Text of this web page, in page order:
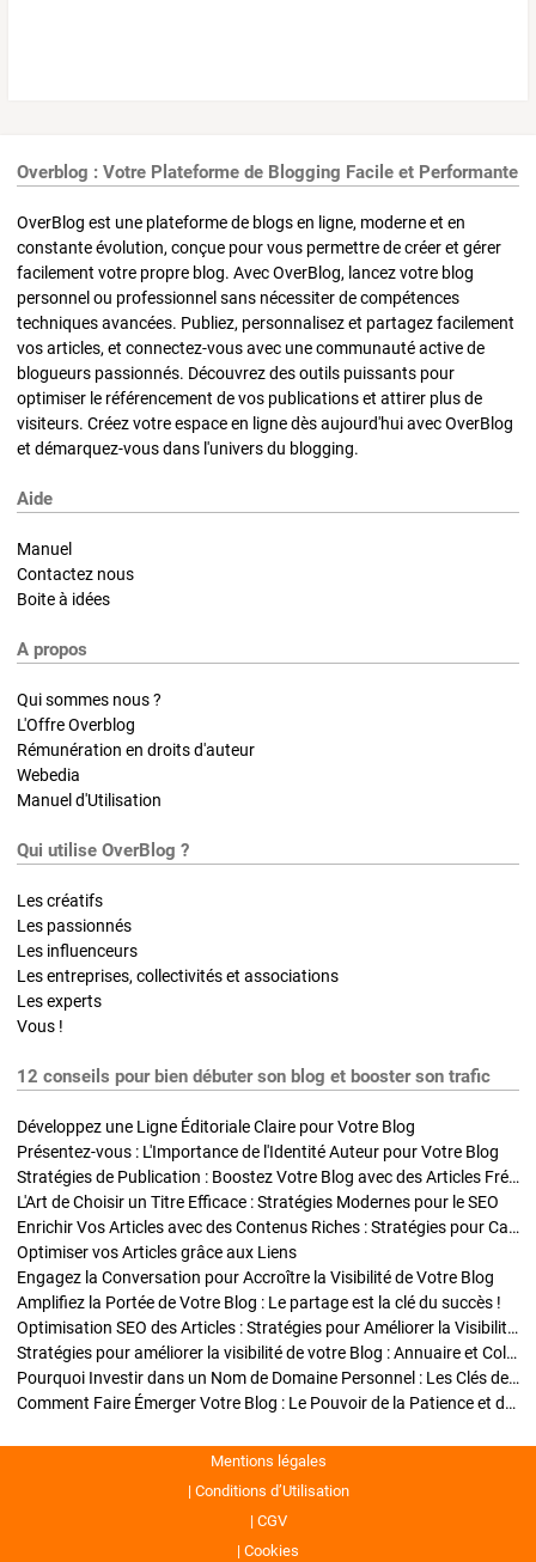
Overblog : Votre Plateforme de Blogging Facile et Performante
OverBlog est une plateforme de blogs en ligne, moderne et en
constante évolution, conçue pour vous permettre de créer et gérer
facilement votre propre blog. Avec OverBlog, lancez votre blog
personnel ou professionnel sans nécessiter de compétences
techniques avancées. Publiez, personnalisez et partagez facilement
vos articles, et connectez-vous avec une communauté active de
blogueurs passionnés. Découvrez des outils puissants pour
optimiser le référencement de vos publications et attirer plus de
visiteurs. Créez votre espace en ligne dès aujourd'hui avec OverBlog
et démarquez-vous dans l'univers du blogging.
Aide
Manuel
Contactez nous
Boite à idées
A propos
Qui sommes nous ?
L'Offre Overblog
Rémunération en droits d'auteur
Webedia
Manuel d'Utilisation
Qui utilise OverBlog ?
Les créatifs
Les passionnés
Les influenceurs
Les entreprises, collectivités et associations
Les experts
Vous !
12 conseils pour bien débuter son blog et booster son trafic
Développez une Ligne Éditoriale Claire pour Votre Blog
Présentez-vous : L'Importance de l'Identité Auteur pour Votre Blog
Stratégies de Publication : Boostez Votre Blog avec des Articles Fréquents et Exclusifs
L'Art de Choisir un Titre Efficace : Stratégies Modernes pour le SEO
Enrichir Vos Articles avec des Contenus Riches : Stratégies pour Captiver et Optimiser
Optimiser vos Articles grâce aux Liens
Engagez la Conversation pour Accroître la Visibilité de Votre Blog
Amplifiez la Portée de Votre Blog : Le partage est la clé du succès !
Optimisation SEO des Articles : Stratégies pour Améliorer la Visibilité de Votre Blog
Stratégies pour améliorer la visibilité de votre Blog : Annuaire et Collaborations
Pourquoi Investir dans un Nom de Domaine Personnel : Les Clés de la Réussite de Votre Blog
Comment Faire Émerger Votre Blog : Le Pouvoir de la Patience et de la Persévérance
Mentions légales
Conditions d’Utilisation
CGV
Cookies